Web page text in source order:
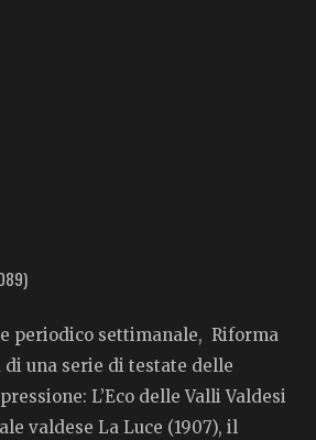
periodico settimanale, Riforma
di una serie di testate delle
L’Eco delle Valli Valdesi
valdese La Luce (1907), il